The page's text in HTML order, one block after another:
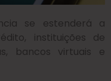
se estenderá a
instituições de
bancos virtuais e